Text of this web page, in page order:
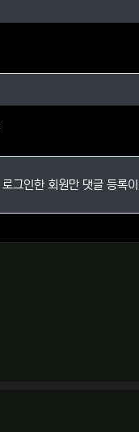
로그인한 회원만 댓글 등록